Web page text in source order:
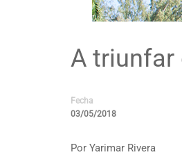
A triunfar
Fecha
03/05/2018
Por Yarimar Rivera